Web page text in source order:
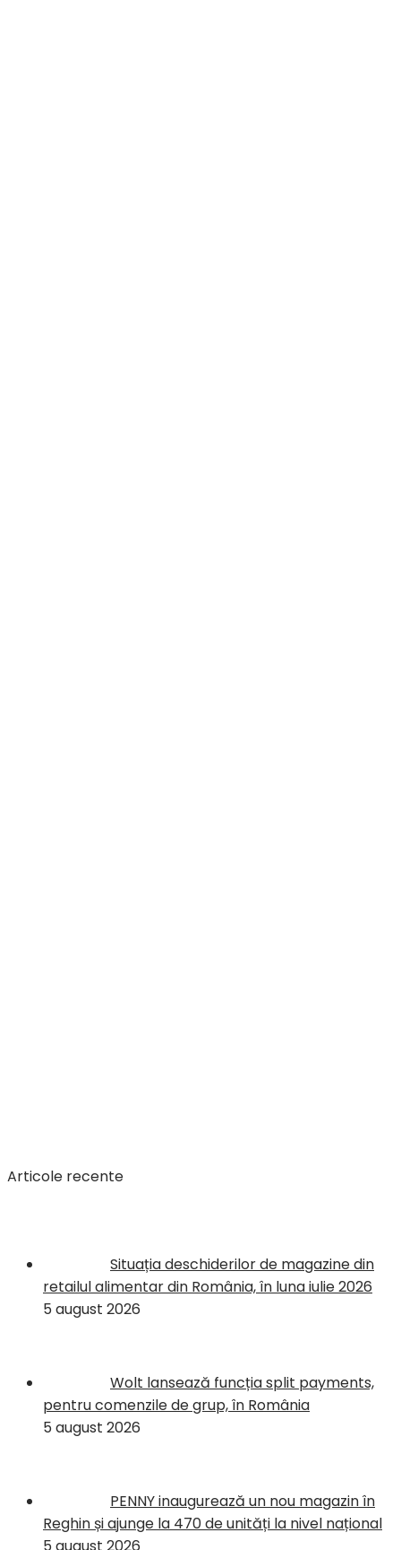
Articole recente
Situația deschiderilor de magazine din
retailul alimentar din România, în luna iulie 2026
5 august 2026
Wolt lansează funcția split payments,
pentru comenzile de grup, în România
5 august 2026
PENNY inaugurează un nou magazin în
Reghin și ajunge la 470 de unități la nivel național
5 august 2026